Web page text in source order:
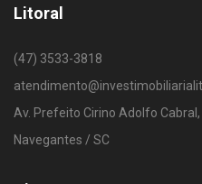
Litoral
(47) 3533-3818
Av. Prefeito Cirino Adolfo
Navegantes / SC